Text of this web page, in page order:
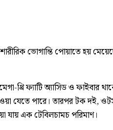
ভোগান্তি পোয়াতে হয়
থ্রি ফ্যাটি অ্যাসিড ও ফাইবার
যেতে পারে। তারপর টক দই,
যায় এক টেবিলচামচ পরিমাণ।